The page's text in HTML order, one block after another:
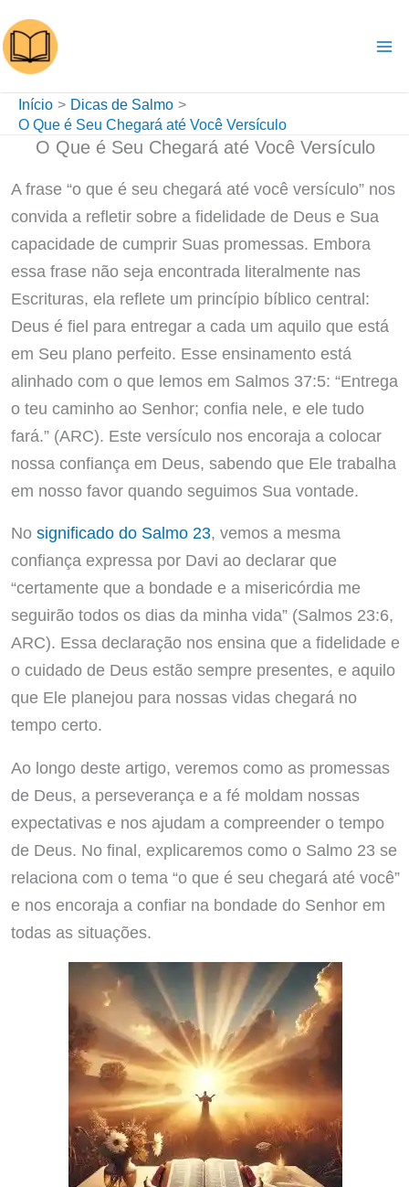
para
o
conteúdo
Início
Dicas de Salmo
O Que é Seu Chegará até Você Versículo
O Que é Seu Chegará até Você Versículo
A frase “o que é seu chegará até você versículo” nos
convida a refletir sobre a fidelidade de Deus e Sua
capacidade de cumprir Suas promessas. Embora
essa frase não seja encontrada literalmente nas
Escrituras, ela reflete um princípio bíblico central:
Deus é fiel para entregar a cada um aquilo que está
em Seu plano perfeito. Esse ensinamento está
alinhado com o que lemos em Salmos 37:5: “Entrega
o teu caminho ao Senhor; confia nele, e ele tudo
fará.” (ARC). Este versículo nos encoraja a colocar
nossa confiança em Deus, sabendo que Ele trabalha
em nosso favor quando seguimos Sua vontade.
No significado do Salmo 23, vemos a mesma
confiança expressa por Davi ao declarar que
“certamente que a bondade e a misericórdia me
seguirão todos os dias da minha vida” (Salmos 23:6,
ARC). Essa declaração nos ensina que a fidelidade e
o cuidado de Deus estão sempre presentes, e aquilo
que Ele planejou para nossas vidas chegará no
tempo certo.
Ao longo deste artigo, veremos como as promessas
de Deus, a perseverança e a fé moldam nossas
expectativas e nos ajudam a compreender o tempo
de Deus. No final, explicaremos como o Salmo 23 se
relaciona com o tema “o que é seu chegará até você”
e nos encoraja a confiar na bondade do Senhor em
todas as situações.